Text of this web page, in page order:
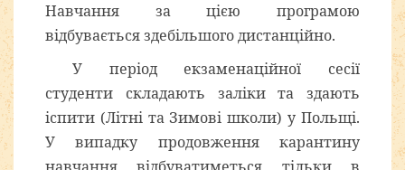
Навчання за цією програмою
відбувається здебільшого дистанційно.
У період екзаменаційної сесії
студенти складають заліки та здають
іспити (Літні та Зимові школи) у Польщі.
У випадку продовження карантину